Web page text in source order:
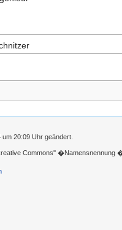
20:09 Uhr geändert.
Commons'' �Namensnennung